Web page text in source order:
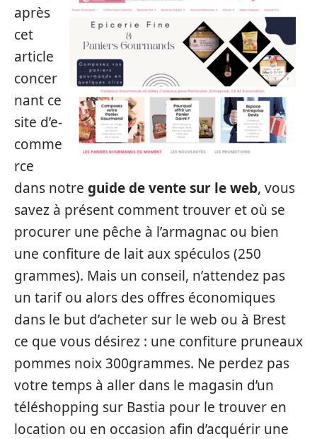
après
cet
article
concer
nant ce
site d’e-
comme
rce
dans notre guide de vente sur le web, vous
savez à présent comment trouver et où se
procurer une pêche à l’armagnac ou bien
une confiture de lait aux spéculos (250
grammes). Mais un conseil, n’attendez pas
un tarif ou alors des offres économiques
dans le but d’acheter sur le web ou à Brest
ce que vous désirez : une confiture pruneaux
pommes noix 300grammes. Ne perdez pas
votre temps à aller dans le magasin d’un
téléshopping sur Bastia pour le trouver en
location ou en occasion afin d’acquérir une